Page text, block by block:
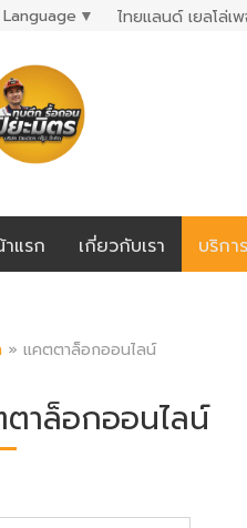
▼ ไทยแลนด์ เยลโล่เพ
แรก เกี่ยวกับเรา บริกา
» แคตตาล็อกออนไลน์
าล็อกออนไลน์